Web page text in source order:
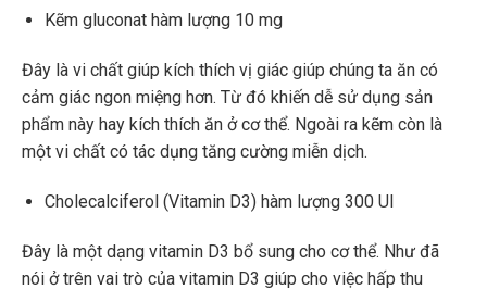
Kẽm gluconat hàm lượng 10 mg
Đây là vi chất giúp kích thích vị giác giúp chúng ta ăn có
cảm giác ngon miệng hơn. Từ đó khiến dễ sử dụng sản
phẩm này hay kích thích ăn ở cơ thể. Ngoài ra kẽm còn là
một vi chất có tác dụng tăng cường miễn dịch.
Cholecalciferol (Vitamin D3) hàm lượng 300 UI
Đây là một dạng vitamin D3 bổ sung cho cơ thể. Như đã
nói ở trên vai trò của vitamin D3 giúp cho việc hấp thu